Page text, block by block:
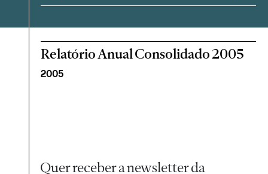
Relatório Anual Consolidado 2005
2005
Quer receber a newsletter da